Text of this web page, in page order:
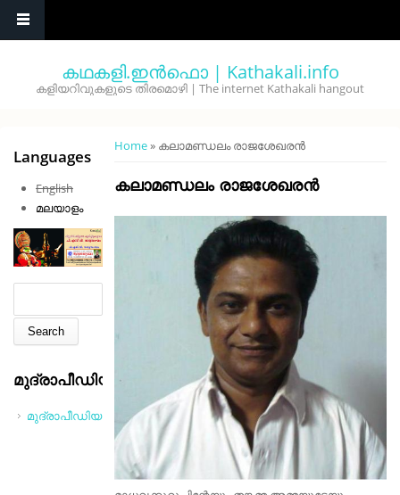
കഥകളി.ഇൻഫൊ | Kathakali.info
കളിയറിവുകളുടെ തിരമൊഴി | The internet Kathakali hangout
You are here
Home» കലാമണ്ഡലം രാജശേഖരന്‍
കലാമണ്ഡലം രാജശേഖരന്‍
Languages
English
മലയാളം
മുദ്രാപീഡിയ
മുദ്രാപീഡിയ